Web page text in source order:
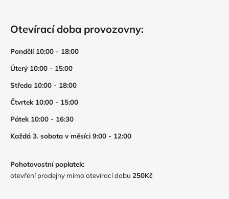
Otevírací doba provozovny:
Pondělí 10:00 - 18:00
Úterý 10:00 - 15:00
Středa 10:00 - 18:00
Čtvrtek 10:00 - 15:00
Pátek 10:00 - 16:30
Každá 3. sobota v měsíci 9:00 - 12:00
Pohotovostní poplatek:
otevření prodejny mimo otevírací dobu 250Kč